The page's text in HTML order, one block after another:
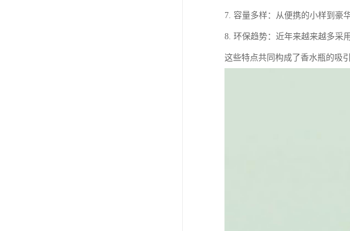
7. 容量多样：从便携的小样到豪
8. 环保趋势：近年来越来越多采
这些特点共同构成了香水瓶的吸